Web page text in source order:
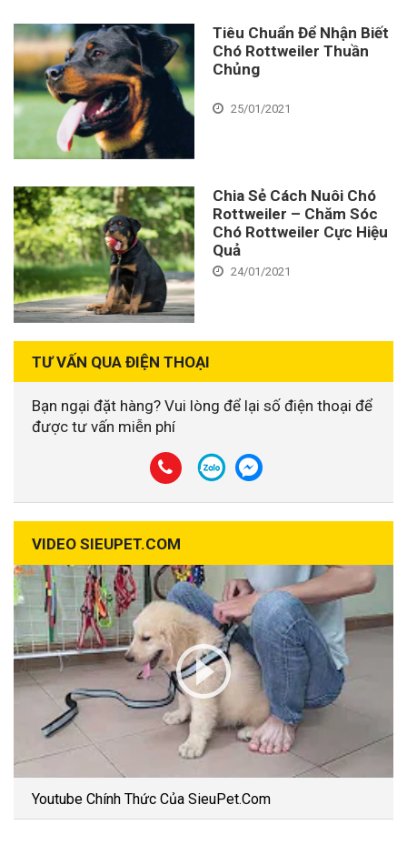
Tiêu Chuẩn Để Nhận Biết
Chó Rottweiler Thuần
Chủng
25/01/2021
Chia Sẻ Cách Nuôi Chó
Rottweiler – Chăm Sóc
Chó Rottweiler Cực Hiệu
Quả
24/01/2021
TƯ VẤN QUA ĐIỆN THOẠI
Bạn ngại đặt hàng? Vui lòng để lại số điện thoại để
được tư vấn miễn phí
VIDEO SIEUPET.COM
Youtube Chính Thức Của SieuPet.Com